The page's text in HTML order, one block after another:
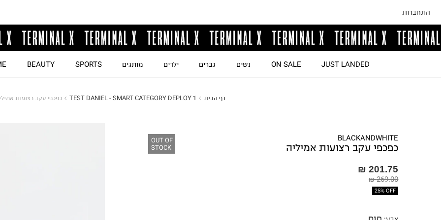
התחברות
JUST LANDED
ON SALE נשים גברים ילדים מותגים SPORTS
BEAUTY
דף הבית TEST DANIEL - SMART CATEGORY DEPLOY 1 כפכפי עקב רצועות
BLACKANDWHITE
כפכפי עקב רצועות אמיליה
OUT OF
STOCK
201.75 ₪
269.00 ₪
25% OFF